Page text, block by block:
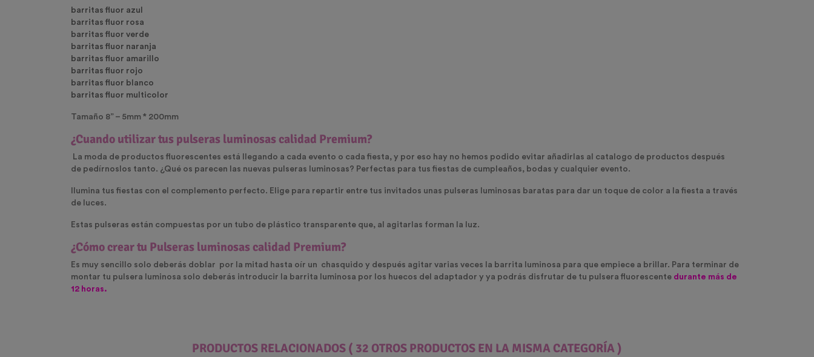
barritas fluor azul
barritas fluor rosa
barritas fluor verde
barritas fluor naranja
barritas fluor amarillo
barritas fluor rojo
barritas fluor blanco
barritas fluor multicolor
Tamaño 8” – 5mm * 200mm
¿Cuando utilizar tus pulseras luminosas calidad Premium?
La moda de productos fluorescentes está llegando a cada evento o cada fiesta, y por eso hay no hemos podido evitar añadirlas al catalogo de productos después
de pedírnoslos tanto. ¿Qué os parecen las nuevas pulseras luminosas? Perfectas para tus fiestas de cumpleaños, bodas y cualquier evento.
Ilumina tus fiestas con el complemento perfecto. Elige para repartir entre tus invitados unas pulseras luminosas baratas para dar un toque de color a la fiesta a través
de luces.
Estas pulseras están compuestas por un tubo de plástico transparente que, al agitarlas forman la luz.
¿Cómo crear tu Pulseras luminosas calidad Premium?
Es muy sencillo solo deberás doblar por la mitad hasta oír un chasquido y después agitar varias veces la barrita luminosa para que empiece a brillar. Para terminar de
montar tu pulsera luminosa solo deberás introducir la barrita luminosa por los huecos del adaptador y ya podrás disfrutar de tu pulsera fluorescente durante más de
12 horas.
PRODUCTOS RELACIONADOS ( 32 OTROS PRODUCTOS EN LA MISMA CATEGORÍA )